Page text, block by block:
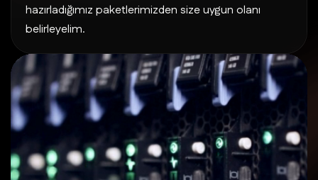
hazırladığımız paketlerimizden size uygun olanı
belirleyelim.